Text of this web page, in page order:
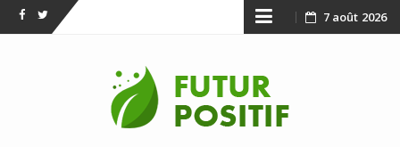
FacebookTwitter Skip
content
7 août 2026